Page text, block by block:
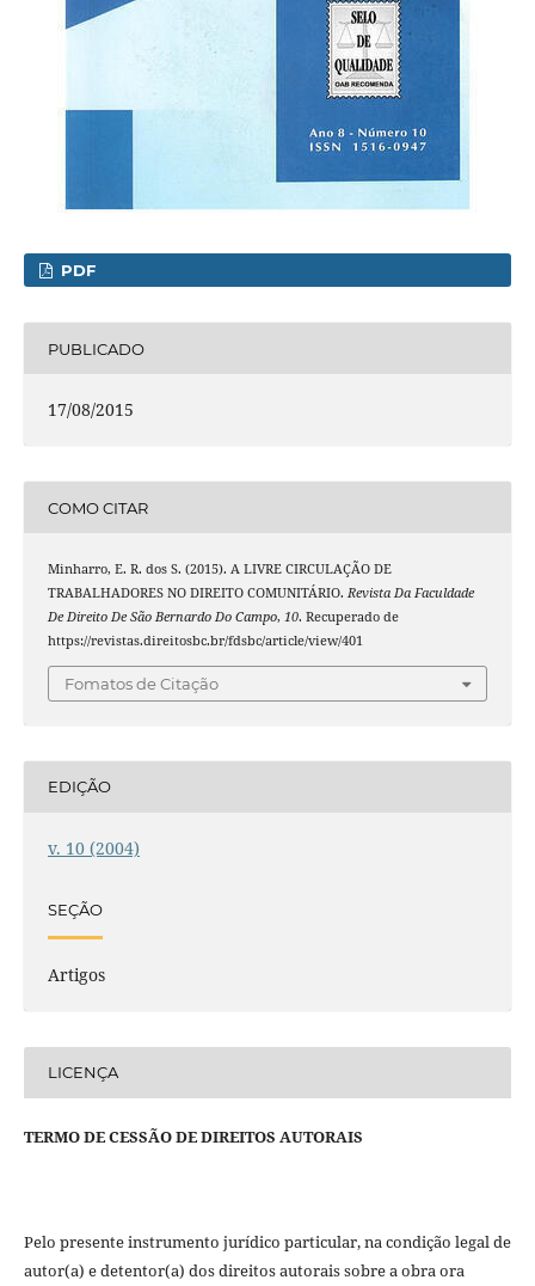
PDF
PUBLICADO
17/08/2015
COMO CITAR
Minharro, E. R. dos S. (2015). A LIVRE CIRCULAÇÃO DE
TRABALHADORES NO DIREITO COMUNITÁRIO. Revista Da Faculdade
De Direito De São Bernardo Do Campo, 10. Recuperado de
https://revistas.direitosbc.br/fdsbc/article/view/401
Fomatos de Citação
EDIÇÃO
v. 10 (2004)
SEÇÃO
Artigos
LICENÇA
TERMO DE CESSÃO DE DIREITOS AUTORAIS
Pelo presente instrumento jurídico particular, na condição legal de
autor(a) e detentor(a) dos direitos autorais sobre a obra ora